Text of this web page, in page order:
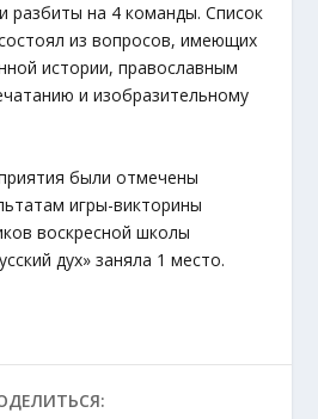
разбиты на 4 команды. Список
из вопросов, имеющих
истории, православным
и изобразительному
были отмечены
игры-викторины
воскресной школы
дух» заняла 1 место.